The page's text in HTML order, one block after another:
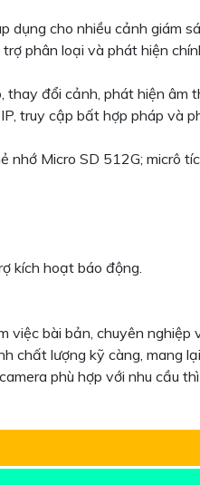
dụng cho nhiều cảnh giám
phân loại và phát hiện
đổi cảnh, phát hiện âm
truy cập bất hợp pháp và
nhớ Micro SD 512G; micrô
kích hoạt báo động.
việc bài bản, chuyên nghiệp
chất lượng kỹ càng, mang
phù hợp với nhu cầu